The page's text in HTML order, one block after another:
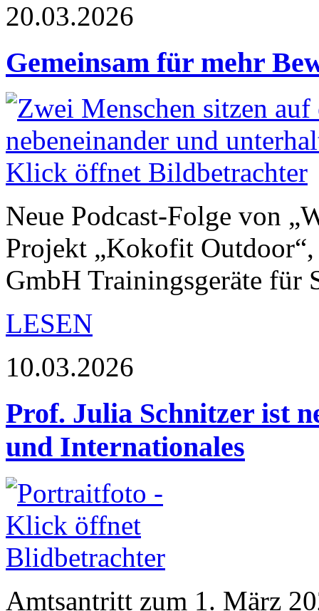
20.03.2026
Gemeinsam für mehr
Neue Podcast-Folge von
Projekt „Kokofit
GmbH Trainingsgeräte
LESEN
10.03.2026
Prof. Julia Schnitzer ist
und Internationales
Amtsantritt zum 1. März